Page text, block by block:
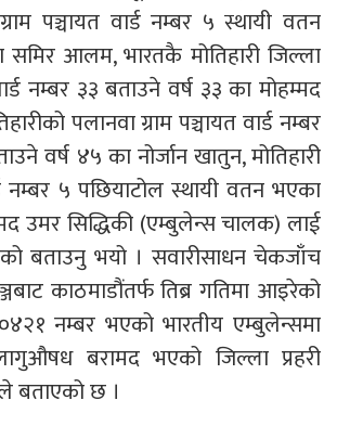
पञ्चायत वार्ड नम्बर ५ स्थायी वतन
आलम, भारतकै मोतिहारी जिल्ला
नम्बर ३३ बताउने वर्ष ३३ का मोहम्मद
पलानवा ग्राम पञ्चायत वार्ड नम्बर
वर्ष ४५ का नोर्जान खातुन, मोतिहारी
नम्बर ५ पछियाटोल स्थायी वतन भएका
उमर सिद्धिकी (एम्बुलेन्स चालक) लाई
बताउनु भयो । सवारीसाधन चेकजाँच
काठमाडौंतर्फ तिब्र गतिमा आइरेको
नम्बर भएको भारतीय एम्बुलेन्समा
बरामद भएको जिल्ला प्रहरी
बताएको छ ।